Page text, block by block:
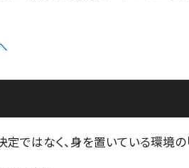
はなく、身を置いている環境の「